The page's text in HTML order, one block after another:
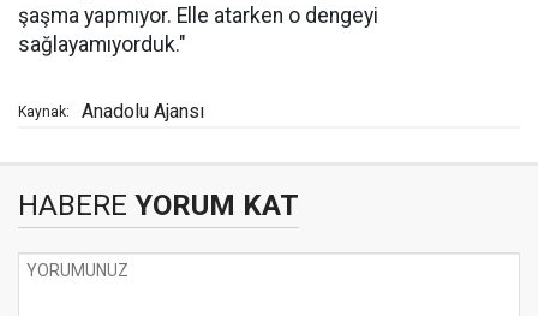
şaşma yapmıyor. Elle atarken o dengeyi
sağlayamıyorduk."
Kaynak: Anadolu Ajansı
HABERE YORUM KAT